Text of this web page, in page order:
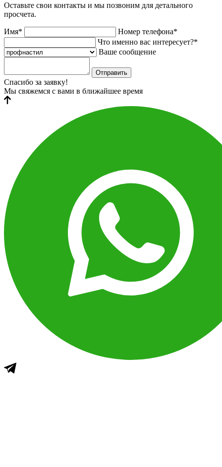
Оставьте свои контакты и мы позвоним для детального
просчета.
Имя*
Номер телефона*
Что именно вас интересует?*
Ваше сообщение
Отправить
Спасибо за заявку!
Мы свяжемся с вами в ближайшее время